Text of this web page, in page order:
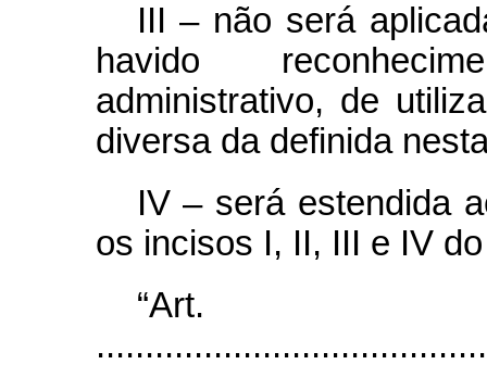
III – não será
havido
administrativo, de
diversa da definida
IV – será estendida
os incisos I, II, III e IV